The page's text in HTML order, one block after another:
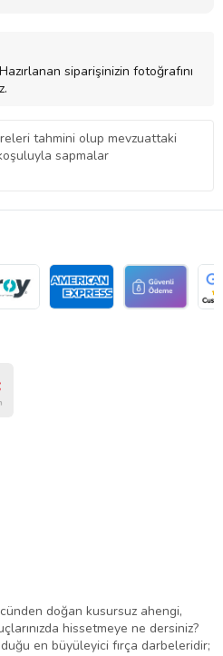
Hazırlanan siparişinizin fotoğrafını
tahmini olup mevzuattaki
sapmalar
doğan kusursuz ahengi,
hissetmeye ne dersiniz?
en büyüleyici fırça darbeleridir;